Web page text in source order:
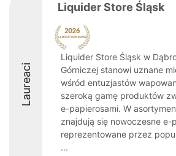
Laureaci
Liquider Store Śląsk
Liquider Store Śląsk w
Górniczej stanowi uznane
wśród entuzjastów
szeroką gamę produktów
e-papierosami. W
znajdują się nowoczesne e-
reprezentowane przez
...